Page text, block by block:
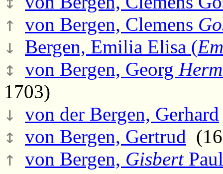
↑ von Bergen, Clemens
↓ Bergen, Emilia Elisa (
↕ von Bergen, Georg
1703)
↓ von der Bergen, Gerhard
↕ von Bergen, Gertrud
↑ von Bergen, Gisbert